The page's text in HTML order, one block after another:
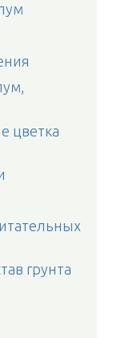
цветка
грунта